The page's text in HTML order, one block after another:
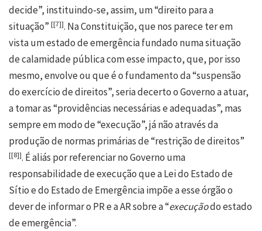
decide”, instituindo-se, assim, um “direito para a
situação” [[7]]. Na Constituição, que nos parece ter em
vista um estado de emergência fundado numa situação
de calamidade pública com esse impacto, que, por isso
mesmo, envolve ou que é o fundamento da “suspensão
do exercício de direitos”, seria decerto o Governo a atuar,
a tomar as “providências necessárias e adequadas”, mas
sempre em modo de “execução”, já não através da
produção de normas primárias de “restrição de direitos”
[[8]]. É aliás por referenciar no Governo uma
responsabilidade de execução que a Lei do Estado de
Sítio e do Estado de Emergência impõe a esse órgão o
dever de informar o PR e a AR sobre a “execuçãodo estado
de emergência”.